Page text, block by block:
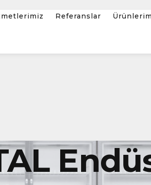
Referanslar